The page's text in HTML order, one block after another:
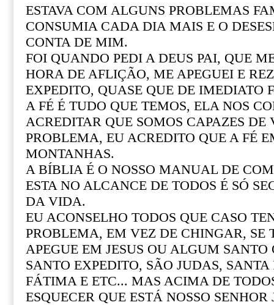
ESTAVA COM ALGUNS PROBLEMAS
CONSUMIA CADA DIA MAIS E O
CONTA DE MIM.
FOI QUANDO PEDI A DEUS PAI, QUE
HORA DE AFLIÇÃO, ME APEGUEI E
EXPEDITO, QUASE QUE DE IMEDIATO
A FÉ É TUDO QUE TEMOS, ELA NOS
ACREDITAR QUE SOMOS CAPAZES DE
PROBLEMA, EU ACREDITO QUE A FÉ
MONTANHAS.
A BÍBLIA É O NOSSO MANUAL DE
ESTA NO ALCANCE DE TODOS É SÓ
DA VIDA.
EU ACONSELHO TODOS QUE CASO
PROBLEMA, EM VEZ DE CHINGAR, SE
APEGUE EM JESUS OU ALGUM SANTO
SANTO EXPEDITO, SÃO JUDAS, SANTA
FÁTIMA E ETC... MAS ACIMA DE
ESQUECER QUE ESTÁ NOSSO SENHOR